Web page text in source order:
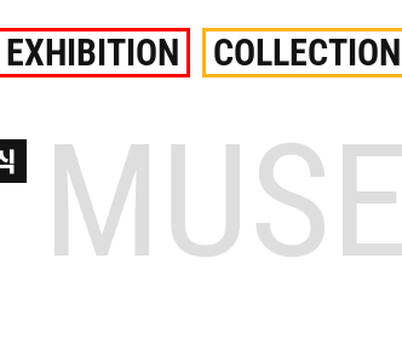
EXHIBITION COLLECTION